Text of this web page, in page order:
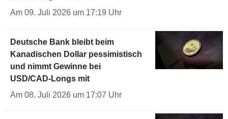
Am 09. Juli 2026 um 17:19 Uhr
Deutsche Bank bleibt beim
Kanadischen Dollar pessimistisch
und nimmt Gewinne bei
USD/CAD-Longs mit
Am 08. Juli 2026 um 17:07 Uhr